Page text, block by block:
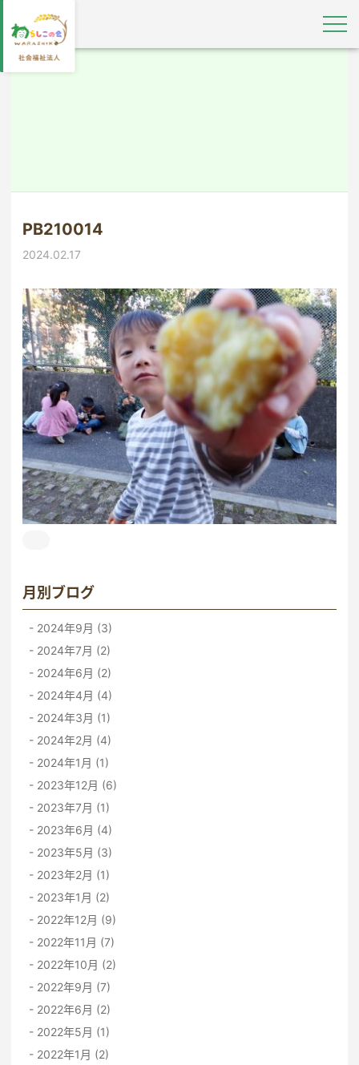
PB210014
2024.02.17
月別ブログ
2024年9月 (3)
2024年7月 (2)
2024年6月 (2)
2024年4月 (4)
2024年3月 (1)
2024年2月 (4)
2024年1月 (1)
2023年12月 (6)
2023年7月 (1)
2023年6月 (4)
2023年5月 (3)
2023年2月 (1)
2023年1月 (2)
2022年12月 (9)
2022年11月 (7)
2022年10月 (2)
2022年9月 (7)
2022年6月 (2)
2022年5月 (1)
2022年1月 (2)